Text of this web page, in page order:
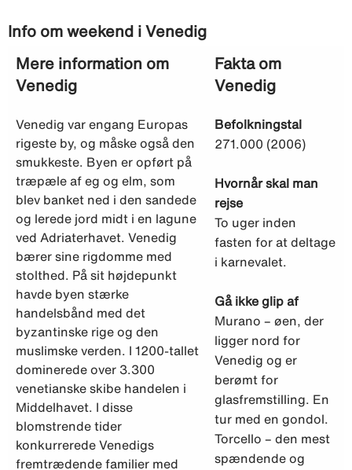
Info om weekend i Venedig
Mere information om
Venedig
Fakta om
Venedig
Venedig var engang Europas
rigeste by, og måske også den
smukkeste. Byen er opført på
træpæle af eg og elm, som
blev banket ned i den sandede
og lerede jord midt i en lagune
ved Adriaterhavet. Venedig
bærer sine rigdomme med
stolthed. På sit højdepunkt
havde byen stærke
handelsbånd med det
byzantinske rige og den
muslimske verden. I 1200-tallet
dominerede over 3.300
venetianske skibe handelen i
Middelhavet. I disse
blomstrende tider
konkurrerede Venedigs
fremtrædende familier med
Befolkningstal
271.000 (2006)
Hvornår skal man
rejse
To uger inden
fasten for at deltage
i karnevalet.
Gå ikke glip af
Murano – øen, der
ligger nord for
Venedig og er
berømt for
glasfremstilling. En
tur med en gondol.
Torcello – den mest
spændende og